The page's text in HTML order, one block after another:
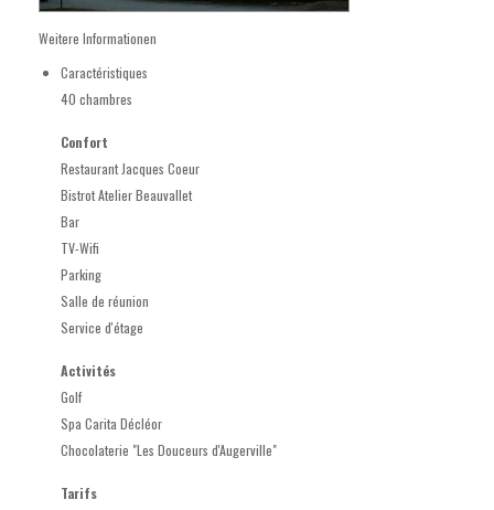
Weitere Informationen
Caractéristiques
40 chambres
Confort
Restaurant Jacques Coeur
Bistrot Atelier Beauvallet
Bar
TV-Wifi
Parking
Salle de réunion
Service d'étage
Activités
Golf
Spa Carita Décléor
Chocolaterie "Les Douceurs d'Augerville"
Tarifs